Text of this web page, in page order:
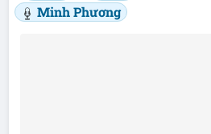
Minh Phương